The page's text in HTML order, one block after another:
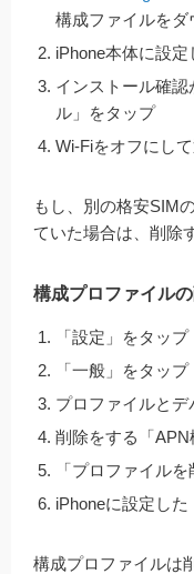
構成ファイルをダ
iPhone本体に設
インストール確
ル」をタップ
Wi-Fiをオフにし
もし、別の格安SIM
ていた場合は、削除
構成プロファイル
「設定」をタップ
「一般」をタップ
プロファイルとデ
削除をする「
「プロファイル
iPhoneに設定し
構成プロファイルは